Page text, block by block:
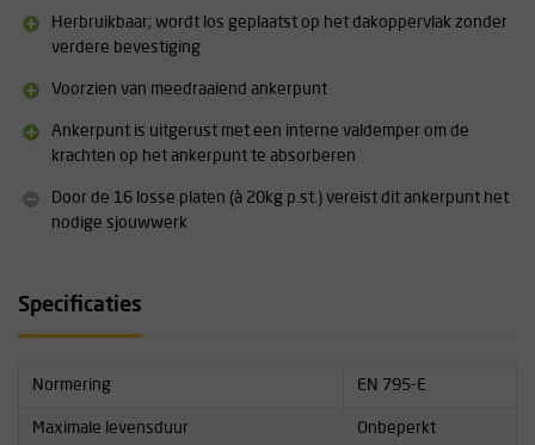
Kan gebruikt worden met verschillende antival systemen
16 losse contragewichten (à 20kg per stuk)
gehele contragewicht met een kraan kan worden verplaatst. Ook
de contragewichten zijn los leverbaar
Let op: de getoonde prijs is exclusief verzendkosten. Neem
offerte
Herbruikbaar; wordt los geplaatst op het dakoppervlak zonder
verdere bevestiging
Voorzien van meedraaiend ankerpunt
Ankerpunt is uitgerust met een interne valdemper om de
krachten op het ankerpunt te absorberen
Door de 16 losse platen (à 20kg p.st.) vereist dit ankerpunt het
nodige sjouwwerk
Specificaties
Normering EN 795-E
Maximale levensduur Onbeperkt